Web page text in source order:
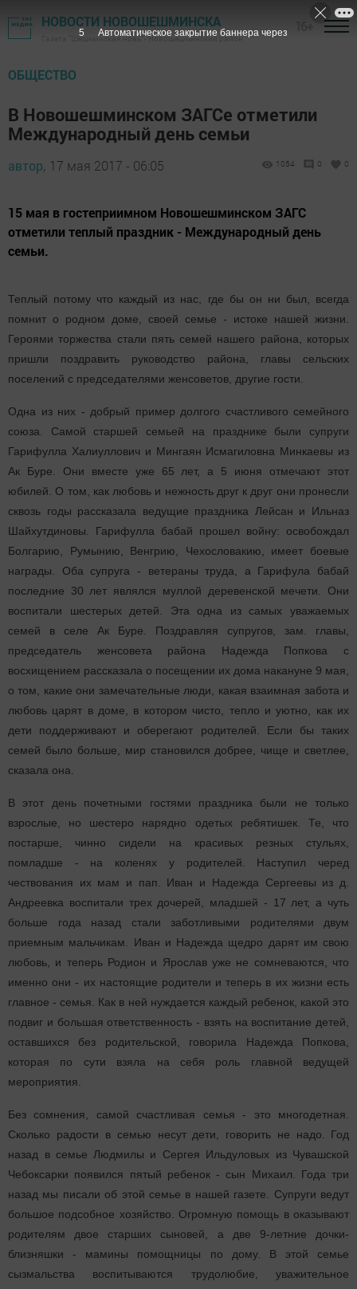
НОВОСТИ НОВОШЕШМИНСКА
Газета "Шешминская новь" - Новошешминский район
ОБЩЕСТВО
В Новошешминском ЗАГСе отметили
Международный день семьи
автор, 17 мая 2017 - 06:05 1054 0 0
15 мая в гостеприимном Новошешминском ЗАГС
отметили теплый праздник - Международный день
семьи.
Теплый потому что каждый из нас, где бы он ни был, всегда
помнит о родном доме, своей семье - истоке нашей жизни.
Героями торжества стали пять семей нашего района, которых
пришли поздравить руководство района, главы сельских
поселений с председателями женсоветов, другие гости.
Одна из них - добрый пример долгого счастливого семейного
союза. Самой старшей семьей на празднике были супруги
Гарифулла Халиуллович и Мингаян Исмагиловна Минкаевы из
Ак Буре. Они вместе уже 65 лет, а 5 июня отмечают этот
юбилей. О том, как любовь и нежность друг к друг они пронесли
сквозь годы рассказала ведущие праздника Лейсан и Ильназ
Шайхутдиновы. Гарифулла бабай прошел войну: освобождал
Болгарию, Румынию, Венгрию, Чехословакию, имеет боевые
награды. Оба супруга - ветераны труда, а Гарифула бабай
последние 30 лет являлся муллой деревенской мечети. Они
воспитали шестерых детей. Эта одна из самых уважаемых
семей в селе Ак Буре. Поздравляя супругов, зам. главы,
председатель женсовета района Надежда Попкова с
восхищением рассказала о посещении их дома накануне 9 мая,
о том, какие они замечательные люди, какая взаимная забота и
любовь царят в доме, в котором чисто, тепло и уютно, как их
дети поддерживают и оберегают родителей. Если бы таких
семей было больше, мир становился добрее, чище и светлее,
сказала она.
В этот день почетными гостями праздника были не только
взрослые, но шестеро нарядно одетых ребятишек. Те, что
постарше, чинно сидели на красивых резных стульях,
помладше - на коленях у родителей. Наступил черед
чествования их мам и пап. Иван и Надежда Сергеевы из д.
Андреевка воспитали трех дочерей, младшей - 17 лет, а чуть
больше года назад стали заботливыми родителями двум
приемным мальчикам. Иван и Надежда щедро дарят им свою
любовь, и теперь Родион и Ярослав уже не сомневаются, что
именно они - их настоящие родители и теперь в их жизни есть
главное - семья. Как в ней нуждается каждый ребенок, какой это
подвиг и большая ответственность - взять на воспитание детей,
оставшихся без родительской, говорила Надежда Попкова,
которая по сути взяла на себя роль главной ведущей
мероприятия.
Без сомнения, самой счастливая семья - это многодетная.
Сколько радости в семью несут дети, говорить не надо.
Год
назад в семье Людмилы и Сергея Ильдуловых из Чувашской
Чебоксарки появился пятый ребенок - сын Михаил. Года три
назад мы писали об этой семье в нашей газете. Супруги ведут
большое подсобное хозяйство. Огромную помощь в оказывают
родителям двое старших сыновей, а две 9-летние дочки-
близняшки - мамины помощницы по дому. В этой семье
сызмальства воспитываются трудолюбие, уважительное
4 Автоматическое закрытие баннера через